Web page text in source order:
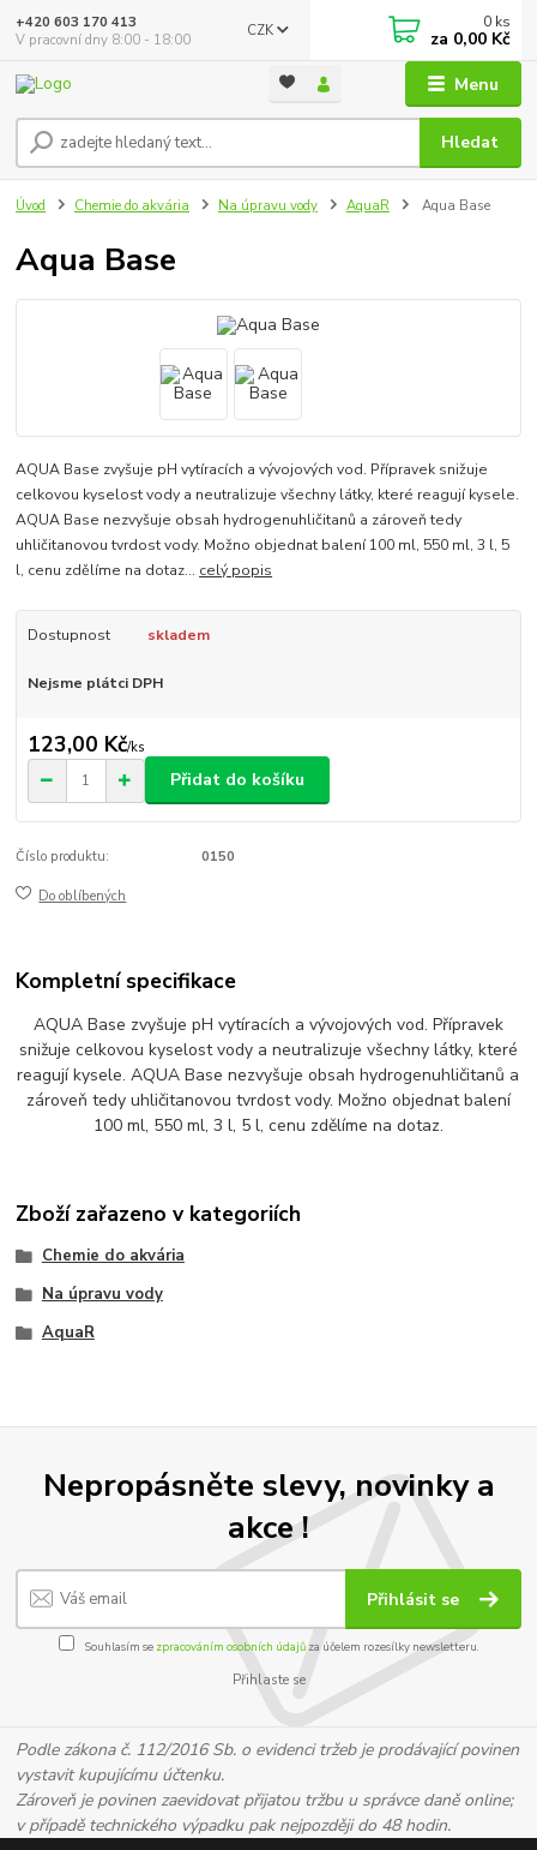
Menu
CZK
Hledat
+420 603 170 413
V pracovní dny 8:00 - 18:00
0 ks
za 0,00 Kč
Úvod Chemie do akvária Na úpravu vody AquaR Aqua Base
Aqua Base
AQUA Base zvyšuje pH vytíracích a vývojových vod. Přípravek snižuje
celkovou kyselost vody a neutralizuje všechny látky, které reagují kysele.
AQUA Base nezvyšuje obsah hydrogenuhličitanů a zároveň tedy
uhličitanovou tvrdost vody. Možno objednat balení 100 ml, 550 ml, 3 l, 5
l, cenu zdělíme na dotaz... celý popis
Dostupnost skladem
Nejsme plátci DPH
123,00 Kč/ks
Přidat do košíku
Číslo produktu: 0150
Do oblíbených
Kompletní specifikace
AQUA Base zvyšuje pH vytíracích a vývojových vod. Přípravek
snižuje celkovou kyselost vody a neutralizuje všechny látky, které
reagují kysele. AQUA Base nezvyšuje obsah hydrogenuhličitanů a
zároveň tedy uhličitanovou tvrdost vody. Možno objednat balení
100 ml, 550 ml, 3 l, 5 l, cenu zdělíme na dotaz.
Zboží zařazeno v kategoriích
Chemie do akvária
Na úpravu vody
AquaR
Nepropásněte slevy, novinky a
akce !
Přihlásit se
Souhlasím se zpracováním osobních údajůza účelem rozesílky newsletteru.
Přihlaste se
Podle zákona č. 112/2016 Sb. o evidenci tržeb je prodávající povinen
vystavit kupujícímu účtenku.
Zároveň je povinen zaevidovat přijatou tržbu u správce daně online;
v případě technického výpadku pak nejpozději do 48 hodin.